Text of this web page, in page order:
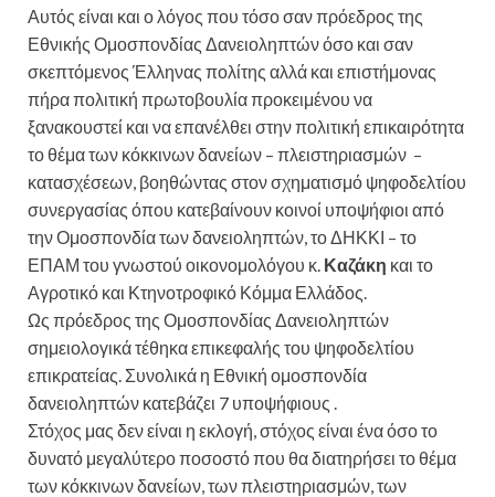
Αυτός είναι και ο λόγος που τόσο σαν πρόεδρος της
Εθνικής Ομοσπονδίας Δανειοληπτών όσο και σαν
σκεπτόμενος Έλληνας πολίτης αλλά και επιστήμονας
πήρα πολιτική πρωτοβουλία προκειμένου να
ξανακουστεί και να επανέλθει στην πολιτική επικαιρότητα
το θέμα των κόκκινων δανείων – πλειστηριασμών –
κατασχέσεων, βοηθώντας στον σχηματισμό ψηφοδελτίου
συνεργασίας όπου κατεβαίνουν κοινοί υποψήφιοι από
την Ομοσπονδία των δανειοληπτών, το ΔΗΚΚΙ – το
ΕΠΑΜ του γνωστού οικονομολόγου κ. Καζάκη και το
Αγροτικό και Κτηνοτροφικό Κόμμα Ελλάδος.
Ως πρόεδρος της Ομοσπονδίας Δανειοληπτών
σημειολογικά τέθηκα επικεφαλής του ψηφοδελτίου
επικρατείας. Συνολικά η Εθνική ομοσπονδία
δανειοληπτών κατεβάζει 7 υποψήφιους .
Στόχος μας δεν είναι η εκλογή, στόχος είναι ένα όσο το
δυνατό μεγαλύτερο ποσοστό που θα διατηρήσει το θέμα
των κόκκινων δανείων, των πλειστηριασμών, των